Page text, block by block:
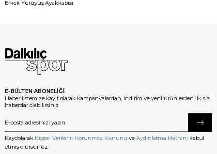
Erkek Yürüyüş Ayakkabısı
E-BÜLTEN ABONELİĞİ
Haber listemize kayıt olarak kampanyalardan, indirim ve yeni ürünlerden ilk siz
haberdar olabilirsiniz.
Kaydolarak Kişisel Verilerin Korunması Kanunu ve Aydınlatma Metnini kabul
etmiş olursunuz.